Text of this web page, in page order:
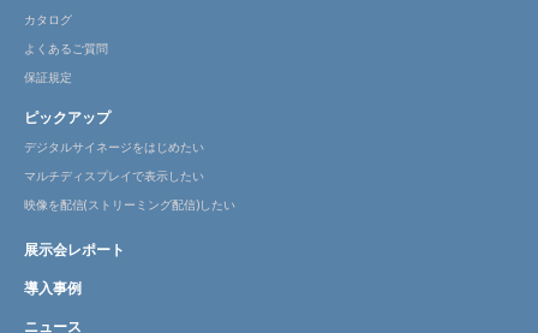
カタログ
よくあるご質問
保証規定
ピックアップ
デジタルサイネージをはじめたい
マルチディスプレイで表示したい
映像を配信(ストリーミング配信)したい
展示会レポート
導入事例
ニュース